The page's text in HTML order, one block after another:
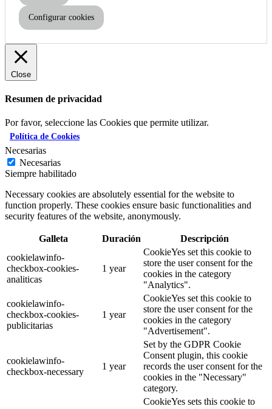
Configurar cookies
Close
Resumen de privacidad
Por favor, seleccione las Cookies que permite utilizar.
Política de Cookies
Necesarias
Necesarias
Siempre habilitado
Necessary cookies are absolutely essential for the website to
function properly. These cookies ensure basic functionalities and
security features of the website, anonymously.
Galleta Duración
Descripción
cookielawinfo-
checkbox-cookies-
analiticas
1 year
CookieYes set this cookie to
store the user consent for the
cookies in the category
"Analytics".
cookielawinfo-
checkbox-cookies-
publicitarias
1 year
CookieYes set this cookie to
store the user consent for the
cookies in the category
"Advertisement".
cookielawinfo-
checkbox-necessary
1 year
Set by the GDPR Cookie
Consent plugin, this cookie
records the user consent for the
cookies in the "Necessary"
category.
CookieYes sets this cookie to